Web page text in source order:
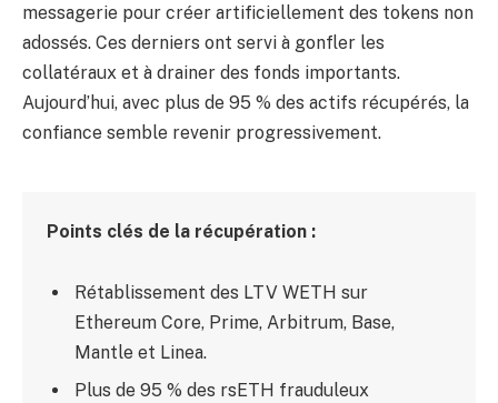
messagerie pour créer artificiellement des tokens non
adossés. Ces derniers ont servi à gonfler les
collatéraux et à drainer des fonds importants.
Aujourd’hui, avec plus de 95 % des actifs récupérés, la
confiance semble revenir progressivement.
Points clés de la récupération :
Rétablissement des LTV WETH sur
Ethereum Core, Prime, Arbitrum, Base,
Mantle et Linea.
Plus de 95 % des rsETH frauduleux